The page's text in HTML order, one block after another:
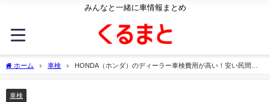
みんなと一緒に車情報まとめ
ホーム 車検
HONDA（ホンダ）のディーラー車検費用が高い！安い民間車
車検